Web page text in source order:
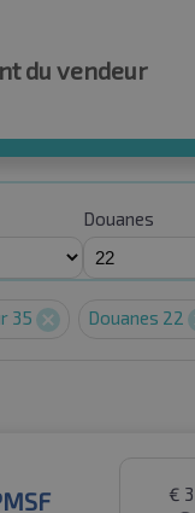
du vendeur
Douanes
35 Douanes 22
€